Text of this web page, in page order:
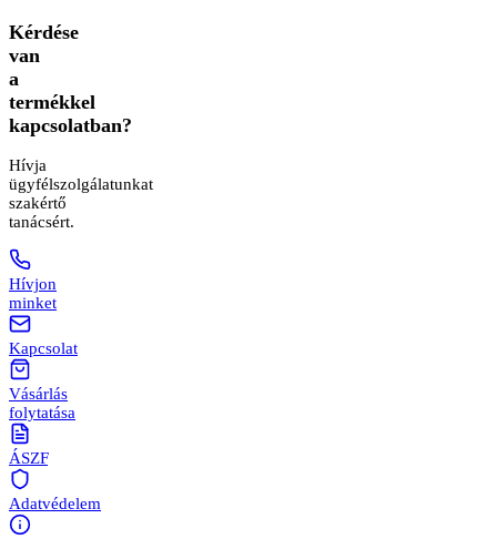
Kérdése
van
a
termékkel
kapcsolatban?
Hívja
ügyfélszolgálatunkat
szakértő
tanácsért.
Hívjon
minket
Kapcsolat
Vásárlás
folytatása
ÁSZF
Adatvédelem